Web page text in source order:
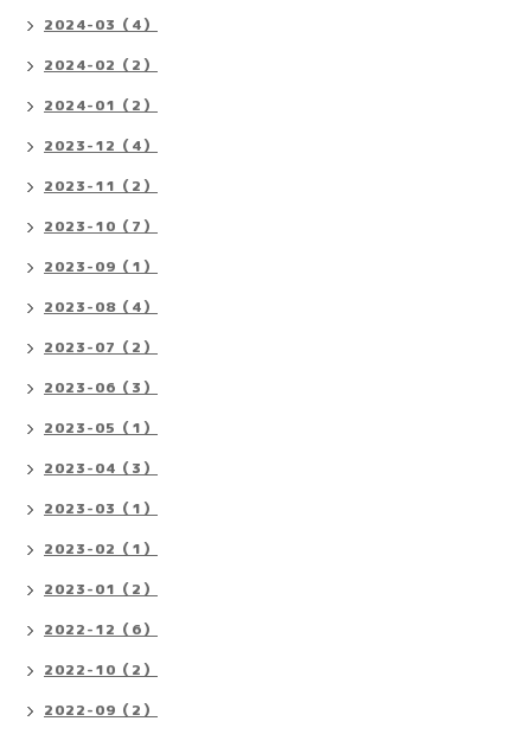
2024-03（4）
2024-02（2）
2024-01（2）
2023-12（4）
2023-11（2）
2023-10（7）
2023-09（1）
2023-08（4）
2023-07（2）
2023-06（3）
2023-05（1）
2023-04（3）
2023-03（1）
2023-02（1）
2023-01（2）
2022-12（6）
2022-10（2）
2022-09（2）